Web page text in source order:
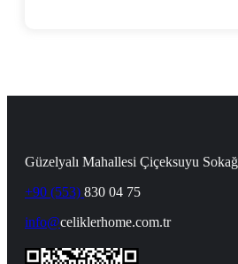
Güzelyalı Mahallesi Çiçeksuyu
+90 (553) 830 04 75
info@celiklerhome.com.tr